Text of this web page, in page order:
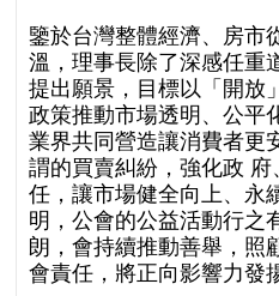
鑒於台灣整體經濟、房市
溫，理事長除了深感任重
提出願景，⽬標以「開放
政策推動市場透明、公平
業界共同營造讓消費者更
謂的買賣糾紛，強化政
任，讓市場健全向上、永
明，公會的公益活動⾏之
朗，會持續推動善舉，照
會責任，將正向影響⼒發